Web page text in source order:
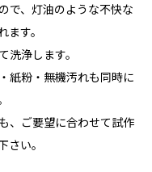
で、灯油のような不快な
す。
浄します。
紙粉・無機汚れも同時に
、ご要望に合わせて試作
い。